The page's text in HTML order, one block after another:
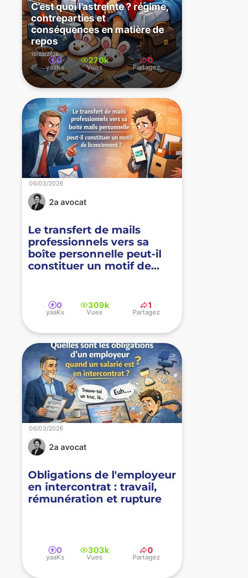
18/03/2026
C’est quoi l’astreinte ? régime,
contreparties et
conséquences en matière de
repos
0
yaaKs
270k
Vues
0
Partagez
2a avocat
Le transfert de mails
professionnels vers sa
boîte personnelle peut-il
constituer un motif de
06/03/2026
0
yaaKs
309k
Vues
1
Partagez
2a avocat
Obligations de l'employeur
en intercontrat : travail,
rémunération et rupture
06/03/2026
0
yaaKs
303k
Vues
0
Partagez